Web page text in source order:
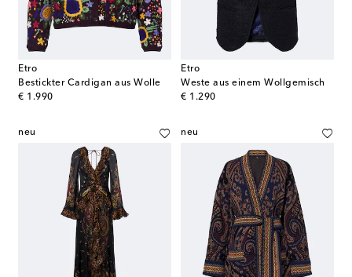
Etro
Bestickter Cardigan aus Wolle
€ 1.990
original price
Etro
Weste aus einem Wollgemisch
€ 1.290
original price
neu neu